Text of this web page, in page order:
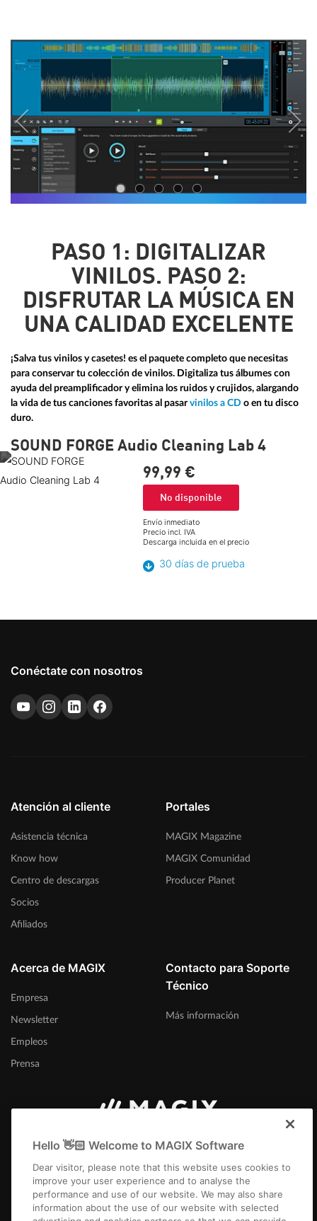
PASO 1: DIGITALIZAR
VINILOS. PASO 2:
DISFRUTAR LA MÚSICA EN
UNA CALIDAD EXCELENTE
¡Salva tus vinilos y casetes! es el paquete completo que necesitas
para conservar tu colección de vinilos. Digitaliza tus álbumes con
ayuda del preamplificador y elimina los ruidos y crujidos, alargando
la vida de tus canciones favoritas al pasarvinilos a CD o en tu disco
duro.
SOUND FORGE Audio Cleaning Lab 4
99,99 €
No disponible
Envío inmediato
Precio incl. IVA
Descarga incluida en el precio
30 días de prueba
Conéctate con nosotros
Atención al cliente
Asistencia técnica
Know how
Centro de descargas
Socios
Afiliados
Portales
MAGIX Magazine
MAGIX Comunidad
Producer Planet
Acerca de MAGIX
Empresa
Newsletter
Empleos
Prensa
Contacto para Soporte
Técnico
Más información
España
Hello 👋🏻 Welcome to MAGIX Software
Dear visitor, please note that this website uses cookies to
improve your user experience and to analyse the
performance and use of our website. We may also share
information about the use of our website with selected